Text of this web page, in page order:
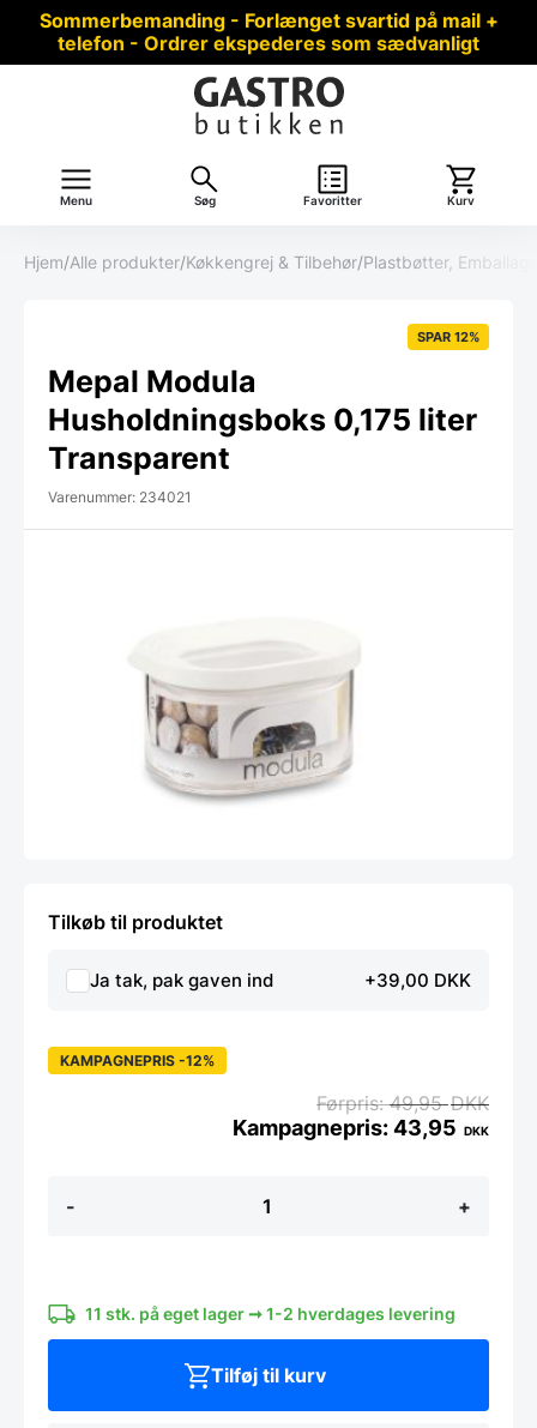
Sommerbemanding - Forlænget svartid på mail +
telefon - Ordrer ekspederes som sædvanligt
Menu Søg Favoritter Kurv
Hjem/Alle produkter/Køkkengrej & Tilbehør/Plastbøtter,
SPAR 12%
Mepal Modula
Husholdningsboks 0,175 liter
Transparent
Varenummer: 234021
Tilkøb til produktet
Ja tak, pak gaven ind +39,00 DKK
-
Modula
antal
+
KAMPAGNEPRIS -12%
49,95DKK
43,95 DKK
11 stk. på eget lager ➞ 1-2 hverdages levering
Tilføj til kurv